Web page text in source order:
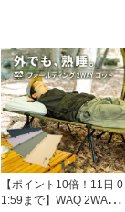
【ポイント10倍！11日 0
1:59まで】WAQ 2WAY